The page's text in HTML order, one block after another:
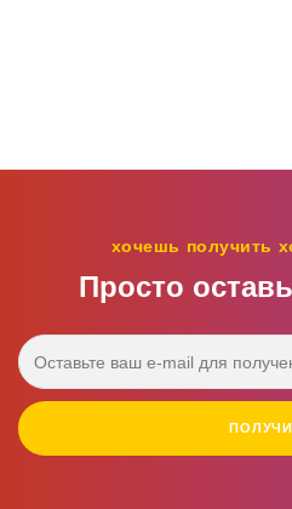
хочешь получить
Просто